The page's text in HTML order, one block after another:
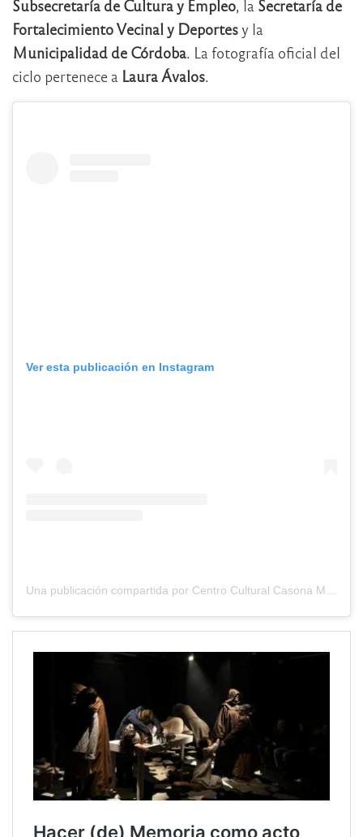
Subsecretaría de Cultura y Empleo, la Secretaría de
Fortalecimiento Vecinal y Deportesy la
Municipalidad de Córdoba. La fotografía oficial del
ciclo pertenece a Laura Ávalos.
Ver esta publicación en Instagram
Una publicación compartida por Centro Cultural Casona Municipal (@casonamunicipal)